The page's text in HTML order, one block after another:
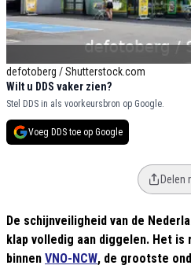
defotoberg / Shutterstock.com
Wilt u DDS vaker zien?
Stel DDS in als voorkeursbron op Google.
Voeg DDS toe op Google
Delen
De schijnveiligheid van de
klap volledig aan diggelen. Het
binnen VNO-NCW, de grootste